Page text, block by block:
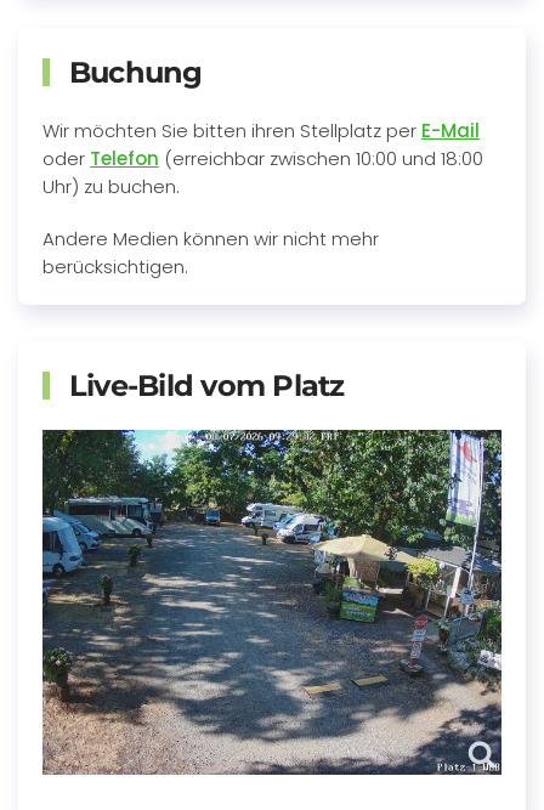
Buchung
Wir möchten Sie bitten ihren Stellplatz per E-Mail
oder Telefon (erreichbar zwischen 10:00 und 18:00
Uhr) zu buchen.
Andere Medien können wir nicht mehr
berücksichtigen.
Live-Bild vom Platz